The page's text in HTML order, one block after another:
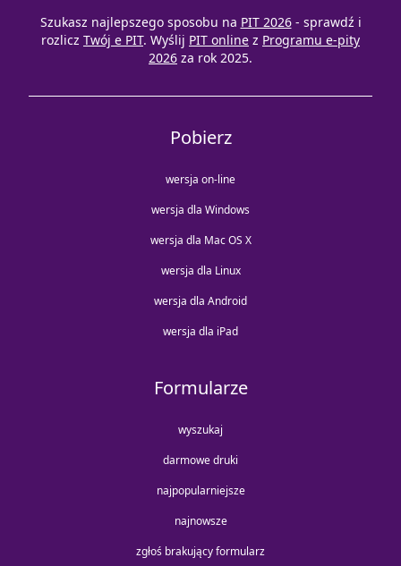
Szukasz najlepszego sposobu na PIT 2026 - sprawdź i
rozlicz Twój e PIT. Wyślij PIT online z Programu e-pity
2026 za rok 2025.
Pobierz
wersja on-line
wersja dla Windows
wersja dla Mac OS X
wersja dla Linux
wersja dla Android
wersja dla iPad
Formularze
wyszukaj
darmowe druki
najpopularniejsze
najnowsze
zgłoś brakujący formularz